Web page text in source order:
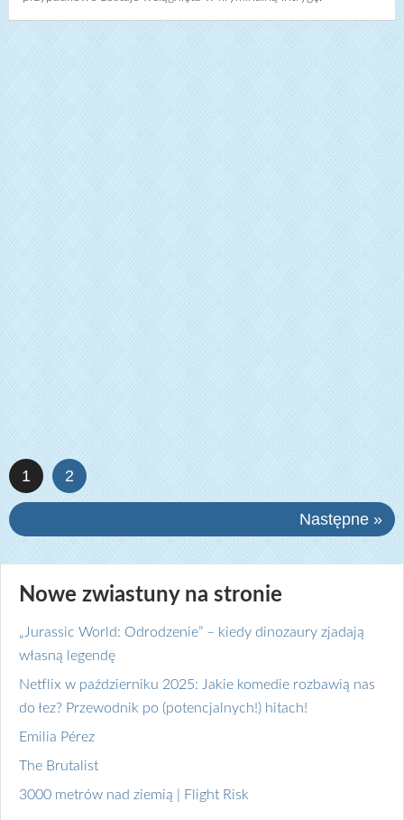
1 2
Następne »
Nowe zwiastuny na stronie
„Jurassic World: Odrodzenie” – kiedy dinozaury zjadają
własną legendę
Netflix w październiku 2025: Jakie komedie rozbawią nas
do łez? Przewodnik po (potencjalnych!) hitach!
Emilia Pérez
The Brutalist
3000 metrów nad ziemią | Flight Risk